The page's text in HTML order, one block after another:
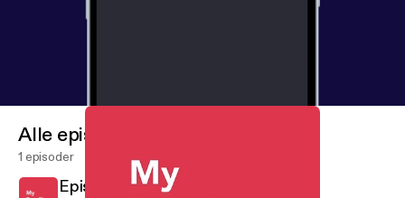
Alle episoder
1 episoder
Episode One.